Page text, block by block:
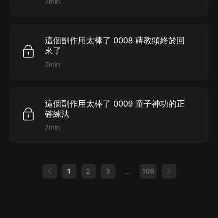
這個副作用太棒了 0008 蔣教頭終於回
來了
7min
這個副作用太棒了 0009 童子神功的正
確練法
7min
1 2 3 ... 108